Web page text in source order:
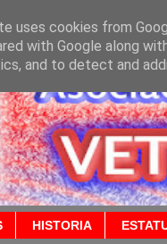
HISTORIA
uses cookies from
with Google along
and to detect and